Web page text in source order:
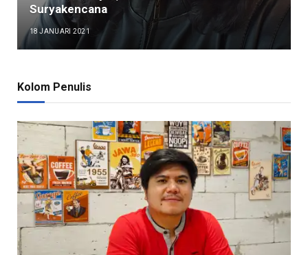
Suryakencana
18 JANUARI 2021
Kolom Penulis